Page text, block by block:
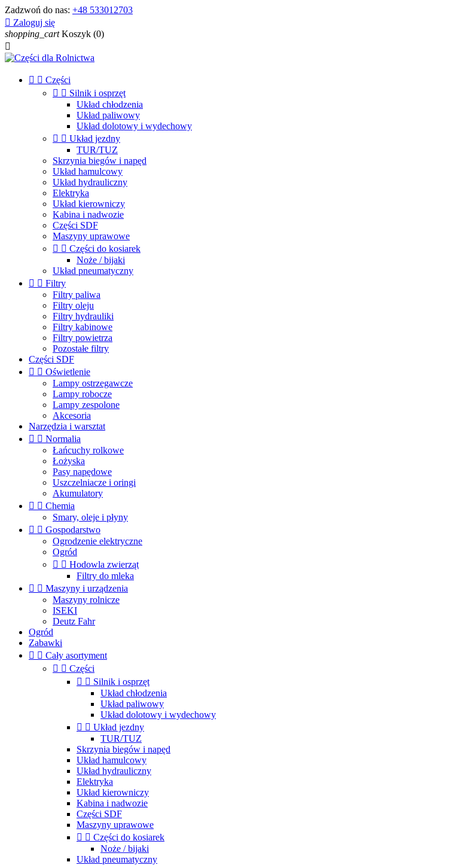
Zadzwoń do nas: +48 533012703
 Zaloguj się
shopping_cart Koszyk (0)

  Części
  Silnik i osprzęt
Układ chłodzenia
Układ paliwowy
Układ dolotowy i wydechowy
  Układ jezdny
TUR/TUZ
Skrzynia biegów i napęd
Układ hamulcowy
Układ hydrauliczny
Elektryka
Układ kierowniczy
Kabina i nadwozie
Części SDF
Maszyny uprawowe
  Części do kosiarek
Noże / bijaki
Układ pneumatyczny
  Filtry
Filtry paliwa
Filtry oleju
Filtry hydrauliki
Filtry kabinowe
Filtry powietrza
Pozostałe filtry
Części SDF
  Oświetlenie
Lampy ostrzegawcze
Lampy robocze
Lampy zespolone
Akcesoria
Narzędzia i warsztat
  Normalia
Łańcuchy rolkowe
Łożyska
Pasy napędowe
Uszczelniacze i oringi
Akumulatory
  Chemia
Smary, oleje i płyny
  Gospodarstwo
Ogrodzenie elektryczne
Ogród
  Hodowla zwierząt
Filtry do mleka
  Maszyny i urządzenia
Maszyny rolnicze
ISEKI
Deutz Fahr
Ogród
Zabawki
  Cały asortyment
  Części
  Silnik i osprzęt
Układ chłodzenia
Układ paliwowy
Układ dolotowy i wydechowy
  Układ jezdny
TUR/TUZ
Skrzynia biegów i napęd
Układ hamulcowy
Układ hydrauliczny
Elektryka
Układ kierowniczy
Kabina i nadwozie
Części SDF
Maszyny uprawowe
  Części do kosiarek
Noże / bijaki
Układ pneumatyczny